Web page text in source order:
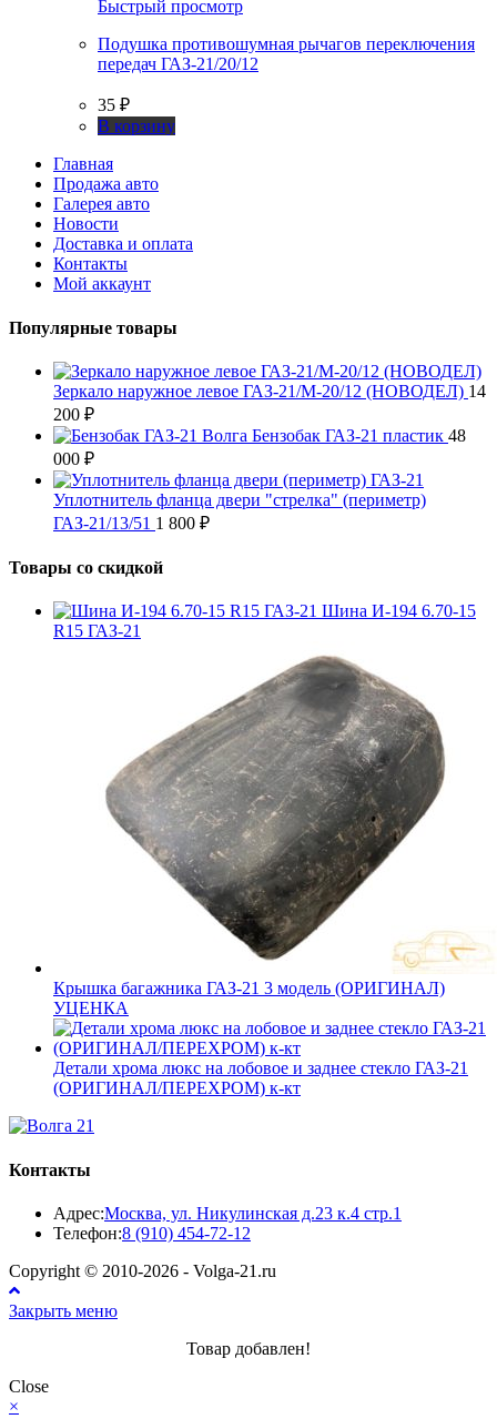
Быстрый просмотр
Подушка противошумная рычагов переключения
передач ГАЗ-21/20/12
35 ₽
В корзину
Главная
Продажа авто
Галерея авто
Новости
Доставка и оплата
Контакты
Мой аккаунт
Популярные товары
Зеркало наружное левое ГАЗ-21/М-20/12 (НОВОДЕЛ) 14
200 ₽
Бензобак ГАЗ-21 пластик 48
000 ₽
Уплотнитель фланца двери "стрелка" (периметр)
ГАЗ-21/13/51 1 800 ₽
Товары со скидкой
Шина И-194 6.70-15
R15 ГАЗ-21
Крышка багажника ГАЗ-21 3 модель (ОРИГИНАЛ)
УЦЕНКА
Детали хрома люкс на лобовое и заднее стекло ГАЗ-21
(ОРИГИНАЛ/ПЕРЕХРОМ) к-кт
Контакты
Адрес:Москва, ул. Никулинская д.23 к.4 стр.1
Телефон:8 (910) 454-72-12
вашем
Copyright © 2010-2026 - Volga-21.ru
Закрыть меню
Товар добавлен!
Close
×